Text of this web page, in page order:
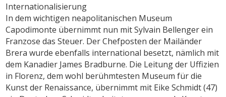
Internationalisierung
In dem wichtigen neapolitanischen Museum
Capodimonte übernimmt nun mit Sylvain Bellenger ein
Franzose das Steuer. Der Chefposten der Mailänder
Brera wurde ebenfalls international besetzt, nämlich mit
dem Kanadier James Bradburne. Die Leitung der Uffizien
in Florenz, dem wohl berühmtesten Museum für die
Kunst der Renaissance, übernimmt mit Eike Schmidt (47)